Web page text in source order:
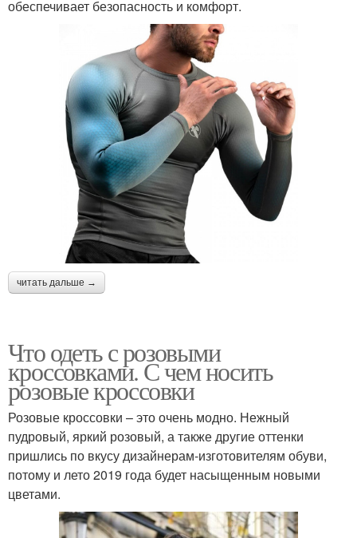
обеспечивает безопасность и комфорт.
читать дальше →
Что одеть с розовыми
кроссовками. С чем носить
розовые кроссовки
Розовые кроссовки – это очень модно. Нежный
пудровый, яркий розовый, а также другие оттенки
пришлись по вкусу дизайнерам-изготовителям обуви,
потому и лето 2019 года будет насыщенным новыми
цветами.